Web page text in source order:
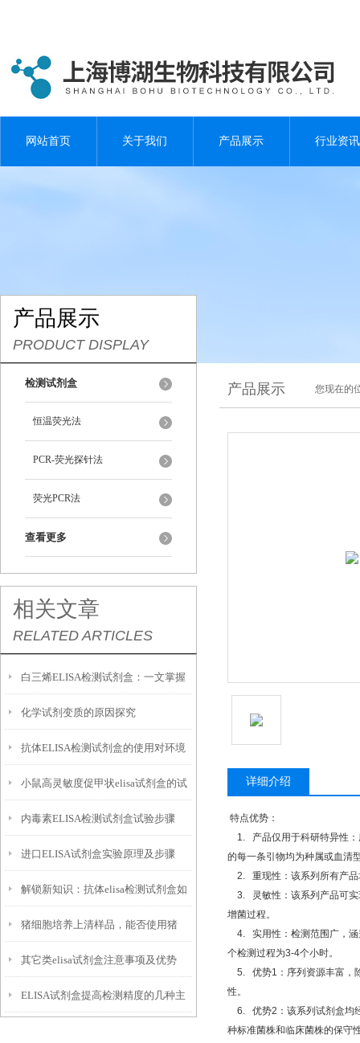
网站首页 关于我们 产品展示 行业资讯
产品展示
PRODUCT DISPLAY
检测试剂盒
恒温荧光法
PCR-荧光探针法
荧光PCR法
查看更多
相关文章
RELATED ARTICLES
白三烯ELISA检测试剂盒：一文掌握
保存条件
化学试剂变质的原因探究
抗体ELISA检测试剂盒的使用对环境
有一定的要求
小鼠高灵敏度促甲状elisa试剂盒的试
剂准备和注意事项
内毒素ELISA检测试剂盒试验步骤
进口ELISA试剂盒实验原理及步骤
解锁新知识：抗体elisa检测试剂盒如
何革新检测领域
猪细胞培养上清样品，能否使用猪
ELISA试剂盒开展检测？
其它类elisa试剂盒注意事项及优势
ELISA试剂盒提高检测精度的几种主
产品展示 您现在的
详细介绍
特点优势：
1. 产品仅用于科研特异性
的每一条引物均为种属或血清
2. 重现性：该系列所有产
3. 灵敏性：该系列产品可
增菌过程。
4. 实用性：检测范围广，
个检测过程为3-4个小时。
5. 优势1 ：序列资源丰富
性。
6. 优势2 ：该系列试剂盒
种标准菌株和临床菌株的保守